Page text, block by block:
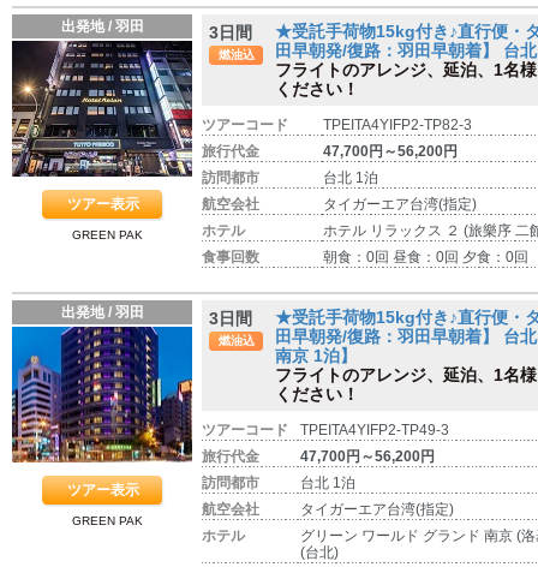
出発地 / 羽田
ツアー表示
GREEN PAK
3日間
燃油込
★受託手荷物15kg付き♪直行便・
田早朝発/復路：羽田早朝着】 台
フライトのアレンジ、延泊、1名
ください！
ツアーコード
TPEITA4YIFP2-TP82-3
旅行代金
47,700円～56,200円
訪問都市
台北 1泊
航空会社
タイガーエア台湾(指定)
ホテル
ホテル リラックス ２ (旅樂序 二
食事回数
朝食：0回 昼食：0回 夕食：0回
出発地 / 羽田
ツアー表示
GREEN PAK
3日間
燃油込
★受託手荷物15kg付き♪直行便・
田早朝発/復路：羽田早朝着】 台
南京 1泊】
フライトのアレンジ、延泊、1名
ください！
ツアーコード
TPEITA4YIFP2-TP49-3
旅行代金
47,700円～56,200円
訪問都市
台北 1泊
航空会社
タイガーエア台湾(指定)
ホテル
グリーン ワールド グランド 南京 (
(台北)